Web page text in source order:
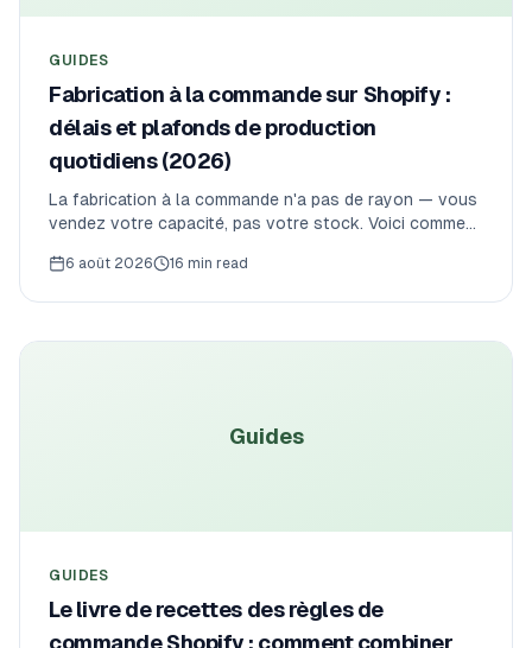
GUIDES
Fabrication à la commande sur Shopify :
délais et plafonds de production
quotidiens (2026)
La fabrication à la commande n'a pas de rayon — vous
vendez votre capacité, pas votre stock. Voici comment
et d'artisanat fixent des délais honnêtes, plafonnent la
6 août 2026 16 min read
Guides
GUIDES
Le livre de recettes des règles de
commande Shopify : comment combiner